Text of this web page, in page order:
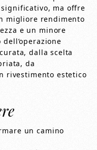
ma offre
migliore rendimento
e un minore
dalla scelta
da
rivestimento estetico
un camino